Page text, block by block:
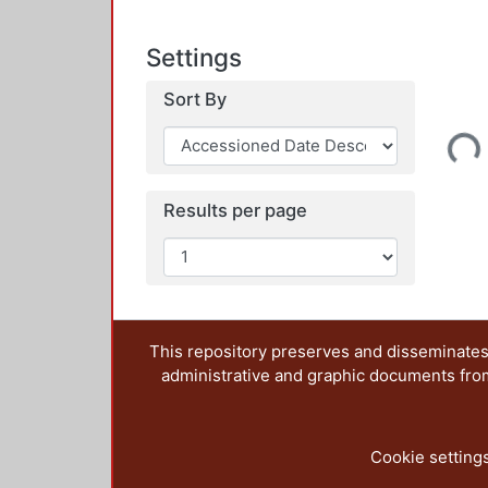
Settings
Sort By
Results per page
Loading...
This repository preserves and
administrative and graphic documents
Cookie